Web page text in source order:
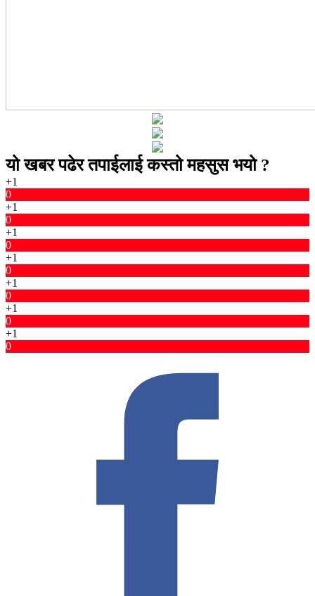
यो खबर पढेर तपाईलाई कस्तो महसुस भयो ?
+1
0
+1
0
+1
0
+1
0
+1
0
+1
0
+1
0